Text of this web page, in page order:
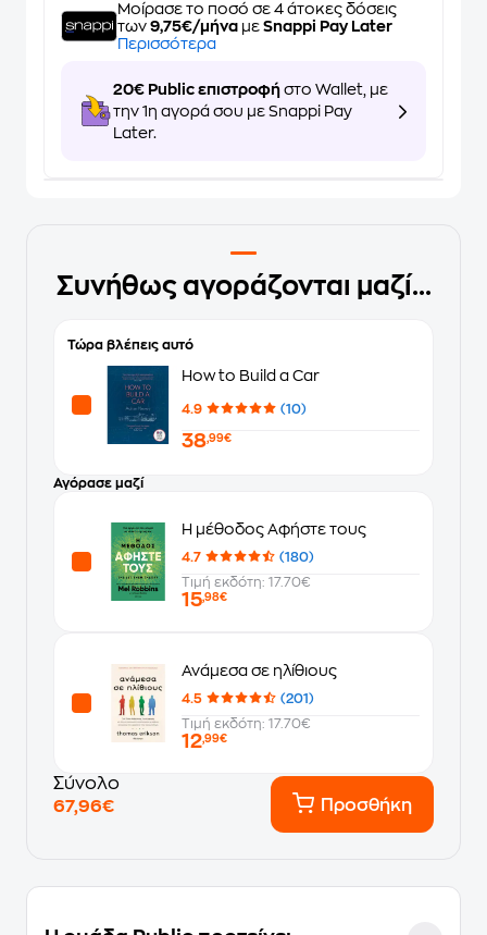
Μοίρασε το ποσό σε 4 άτοκες δόσεις
των 9,75€/μήνα με Snappi Pay Later
Περισσότερα
20€ Public επιστροφή στο Wallet, με
την 1η αγορά σου με Snappi Pay
Later.
Συνήθως αγοράζονται μαζί...
Τώρα βλέπεις αυτό
How to Build a Car
4.9 (10)
38,99€
Αγόρασε μαζί
Η μέθοδος Αφήστε τους
4.7
(180)
Τιμή εκδότη: 17.70€
15,98€
Ανάμεσα σε ηλίθιους
4.5
(201)
Τιμή εκδότη: 17.70€
12,99€
Σύνολο
67,96€
Προσθήκη